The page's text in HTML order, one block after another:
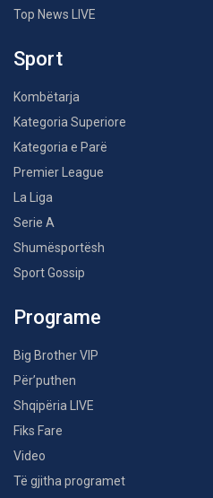
Top News LIVE
Sport
Kombëtarja
Kategoria Superiore
Kategoria e Parë
Premier League
La Liga
Serie A
Shumësportësh
Sport Gossip
Programe
Big Brother VIP
Për’puthen
Shqipëria LIVE
Fiks Fare
Video
Të gjitha programet